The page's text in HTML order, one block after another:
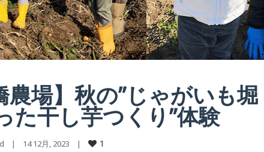
農場】秋の”じゃがいも堀
た干し芋つくり”体験
    |    14 12月, 2023    |
1